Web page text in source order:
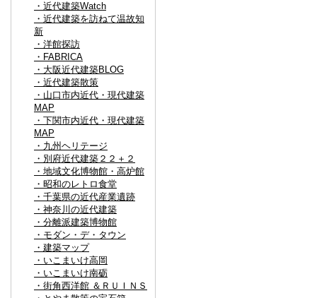
・近代建築Watch
・近代建築を訪ねて温故知
新
・洋館探訪
・FABRICA
・大阪近代建築BLOG
・近代建築散策
・山口市内近代・現代建築
MAP
・下関市内近代・現代建築
MAP
・九州ヘリテージ
・別府近代建築２２＋２
・地域文化博物館・高炉館
・昭和のレトロ食堂
・千葉県の近代産業遺跡
・神奈川の近代建築
・分離派建築博物館
・モダン・デ・タウン
・建築マップ
・いこまいけ高岡
・いこまいけ南砺
・街角西洋館 ＆ＲＵＩＮＳ